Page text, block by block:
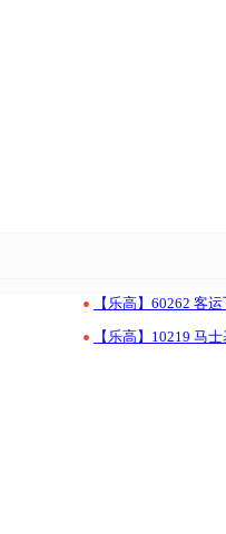
• 【乐高】60262 客
• 【乐高】10219 马